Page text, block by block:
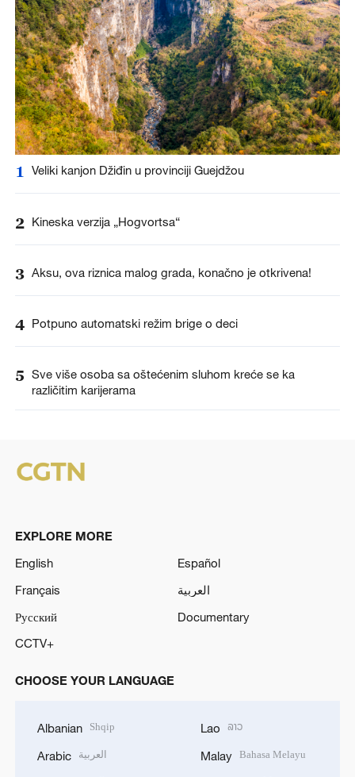
1 Veliki kanjon Džiđin u provinciji Guejdžou
2 Kineska verzija „Hogvortsa“
3 Aksu, ova riznica malog grada, konačno je otkrivena!
4 Potpuno automatski režim brige o deci
5 Sve više osoba sa oštećenim sluhom kreće se ka
različitim karijerama
EXPLORE MORE
English
Español
Français
العربية
Русский
Documentary
CCTV+
CHOOSE YOUR LANGUAGE
Albanian Shqip
Arabic العربية
Lao ລາວ
Malay Bahasa Melayu